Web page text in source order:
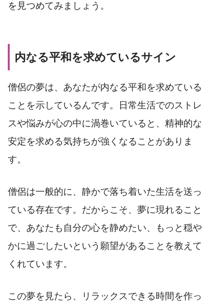
を見つめてみましょう。
内なる平和を求めているサイン
僧侶の夢は、あなたが内なる平和を求めている
ことを示しているんです。日常生活でのストレ
スや悩みが心の中に渦巻いていると、精神的な
安定を求める気持ちが強くなることがありま
す。
僧侶は一般的に、静かで落ち着いた生活を送っ
ている存在です。だからこそ、夢に現れること
で、あなたも自分の心を静めたい、もっと穏や
かに過ごしたいという願望があることを教えて
くれています。
この夢を見たら、リラックスできる時間を作っ